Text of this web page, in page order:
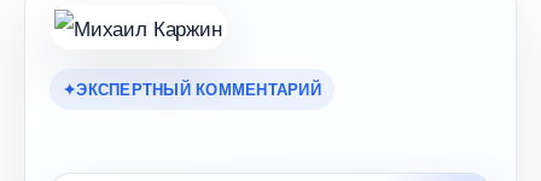
ЭКСПЕРТНЫЙ КОММЕНТАРИЙ